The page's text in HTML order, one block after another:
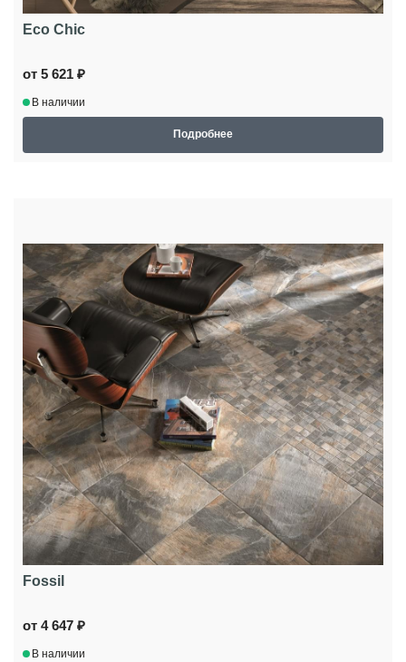
Eco Chic
от 5 621 ₽
В наличии
Подробнее
Fossil
от 4 647 ₽
В наличии